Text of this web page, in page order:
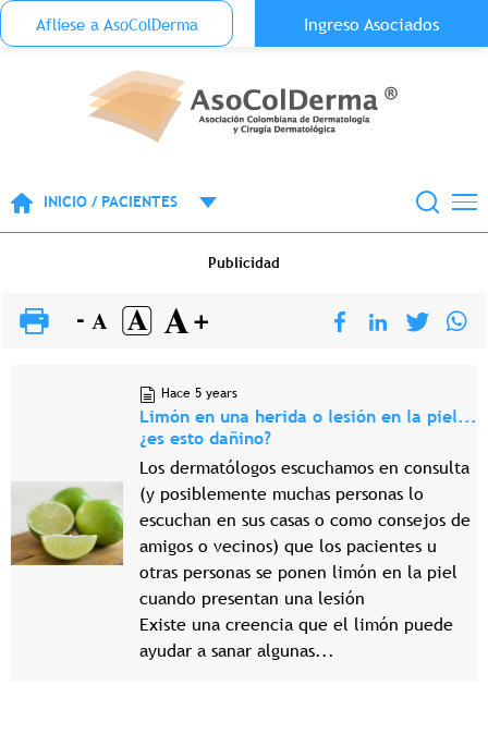
Pasar al contenido principal
Menu Top Anónimo
Aflíese a AsoColDerma Ingreso Asociados
INICIO / PACIENTES
Publicidad
Hace 5 years
Limón en una herida o lesión en la piel...
¿es esto dañino?
Los dermatólogos escuchamos en consulta
(y posiblemente muchas personas lo
escuchan en sus casas o como consejos de
amigos o vecinos) que los pacientes u
otras personas se ponen limón en la piel
cuando presentan una lesión
Existe una creencia que el limón puede
ayudar a sanar algunas...